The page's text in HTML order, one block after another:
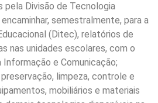
pela Divisão de Tecnologia
semestralmente, para a
(Ditec), relatórios de
nas unidades escolares, com o
e Comunicação;
limpeza, controle e
mobiliários e materiais